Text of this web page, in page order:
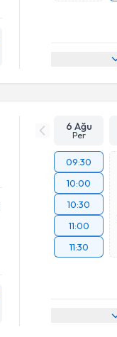
6 Ağu
Per
09:30
10:00
10:30
11:00
11:30